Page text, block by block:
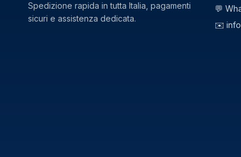
Spedizione rapida in tutta Italia, pagamenti
sicuri e assistenza dedicata.
💬
✉️